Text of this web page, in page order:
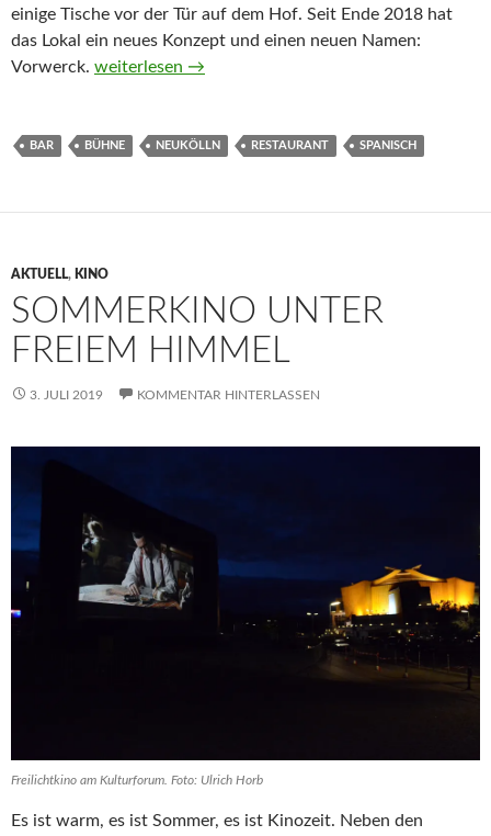
einige Tische vor der Tür auf dem Hof. Seit Ende 2018 hat
das Lokal ein neues Konzept und einen neuen Namen:
Vorwerck. Vorwerck Neukölln
weiterlesen →
BAR BÜHNE NEUKÖLLN RESTAURANT SPANISCH
AKTUELL, KINO
SOMMERKINO UNTER
FREIEM HIMMEL
3. JULI 2019 KOMMENTAR HINTERLASSEN
Freilichtkino am Kulturforum. Foto: Ulrich Horb
Es ist warm, es ist Sommer, es ist Kinozeit. Neben den